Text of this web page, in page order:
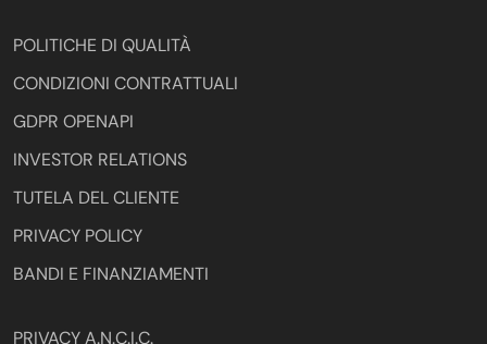
POLITICHE DI QUALITÀ
CONDIZIONI CONTRATTUALI
GDPR OPENAPI
INVESTOR RELATIONS
TUTELA DEL CLIENTE
PRIVACY POLICY
BANDI E FINANZIAMENTI
PRIVACY A.N.C.I.C.